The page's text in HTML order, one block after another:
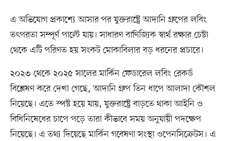
এ অভিযোগ প্রকাশ্যে আসার পর যুক্তরাষ্ট্রে আদানি গ্রুপের লবিং
তৎপরতা সম্পূর্ণ পাল্টে যায়। সাধারণ বাণিজ্যিক স্বার্থ রক্ষার চেষ্টা
থেকে এটি পরিণত হয় সংকট মোকাবিলার বড় ধরনের প্রচারে।
২০২৩ থেকে ২০২৫ সালের মার্কিন ফেডারেল লবিং রেকর্ড
বিশ্লেষণ করে দেখা গেছে, আদানি গ্রুপ তিন ধাপে আলাদা কৌশল
নিয়েছে। এতে স্পষ্ট হয়ে যায়, যুক্তরাষ্ট্রে বাড়তে থাকা আইনি ও
বিধিনিষেধের চাপে পড়ে তারা কীভাবে সময় অনুযায়ী পদক্ষেপ
নিয়েছে। এ তথ্য দিয়েছে মার্কিন গবেষণা সংস্থা ওপেনসিক্রেটস। এ